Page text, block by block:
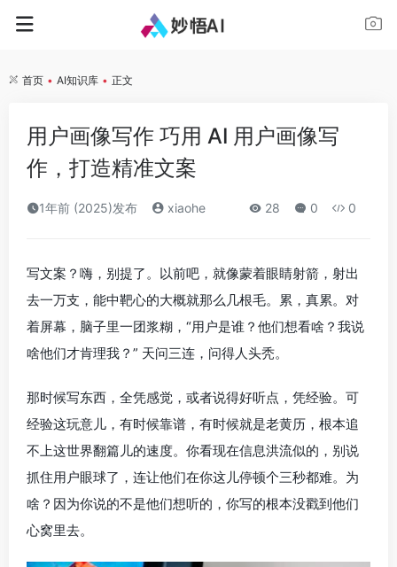
首页 • AI知识库 • 正文
用户画像写作 巧用 AI 用户画像写
作，打造精准文案
1年前 (2025)发布 xiaohe 28 0 0
写文案？嗨，别提了。以前吧，就像蒙着眼睛射箭，射出
去一万支，能中靶心的大概就那么几根毛。累，真累。对
着屏幕，脑子里一团浆糊，“用户是谁？他们想看啥？我说
啥他们才肯理我？” 天问三连，问得人头秃。
那时候写东西，全凭感觉，或者说得好听点，凭经验。可
经验这玩意儿，有时候靠谱，有时候就是老黄历，根本追
不上这世界翻篇儿的速度。你看现在信息洪流似的，别说
抓住用户眼球了，连让他们在你这儿停顿个三秒都难。为
啥？因为你说的不是他们想听的，你写的根本没戳到他们
心窝里去。